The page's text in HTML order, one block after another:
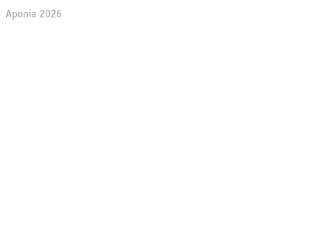
Aponia 2026